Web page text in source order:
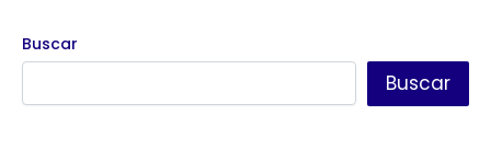
Buscar
Buscar